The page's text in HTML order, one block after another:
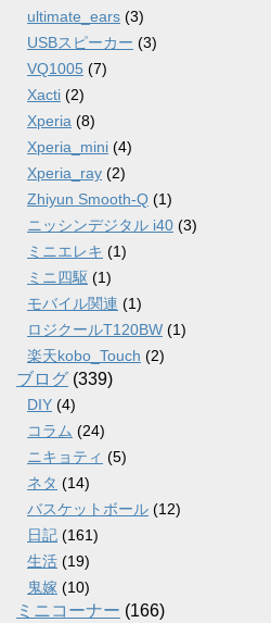
ultimate_ears (3)
USBスピーカー (3)
VQ1005 (7)
Xacti (2)
Xperia (8)
Xperia_mini (4)
Xperia_ray (2)
Zhiyun Smooth-Q (1)
ニッシンデジタル i40 (3)
ミニエレキ (1)
ミニ四駆 (1)
モバイル関連 (1)
ロジクールT120BW (1)
楽天kobo_Touch (2)
ブログ (339)
DIY (4)
コラム (24)
ニキョティ (5)
ネタ (14)
バスケットボール (12)
日記 (161)
生活 (19)
鬼嫁 (10)
ミニコーナー (166)